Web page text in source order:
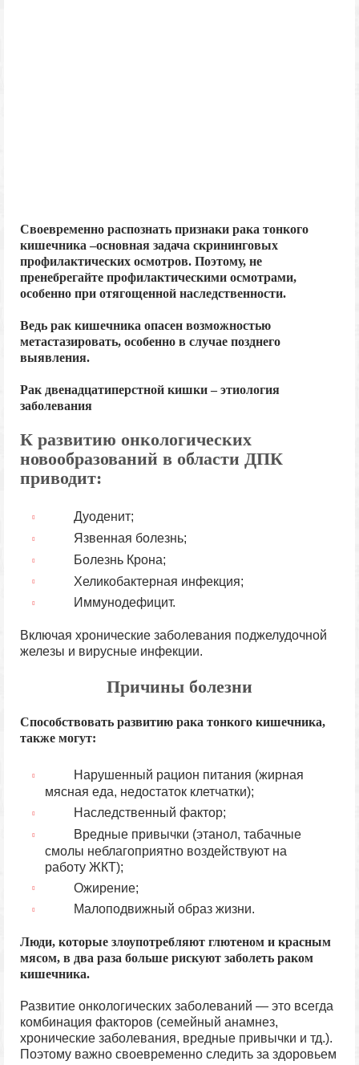
Cвоевременно распознать признаки рака тонкого
кишечника –основная задача скрининговых
профилактических осмотров. Поэтому, не
пренебрегайте профилактическими осмотрами,
особенно при отягощенной наследственности.
Ведь рак кишечника опасен возможностью
метастазировать, особенно в случае позднего
выявления.
Рак двенадцатиперстной кишки – этиология
заболевания
К развитию онкологических
новообразований в области ДПК
приводит:
Дуоденит;
Язвенная болезнь;
Болезнь Крона;
Хеликобактерная инфекция;
Иммунодефицит.
Включая хронические заболевания поджелудочной
железы и вирусные инфекции.
Причины болезни
Способствовать развитию рака тонкого кишечника,
также могут:
Нарушенный рацион питания (жирная
мясная еда, недостаток клетчатки);
Наследственный фактор;
Вредные привычки (этанол, табачные
смолы неблагоприятно воздействуют на
работу ЖКТ);
Ожирение;
Малоподвижный образ жизни.
Люди, которые злоупотребляют глютеном и красным
мясом, в два раза больше рискуют заболеть раком
кишечника.
Развитие онкологических заболеваний — это всегда
комбинация факторов (семейный анамнез,
хронические заболевания, вредные привычки и тд.).
Поэтому важно своевременно следить за здоровьем